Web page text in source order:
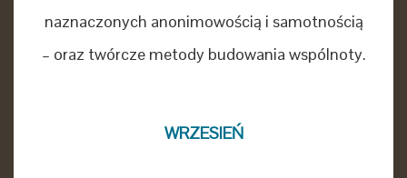
naznaczonych anonimowością i samotnością
– oraz twórcze metody budowania wspólnoty.
WRZESIEŃ